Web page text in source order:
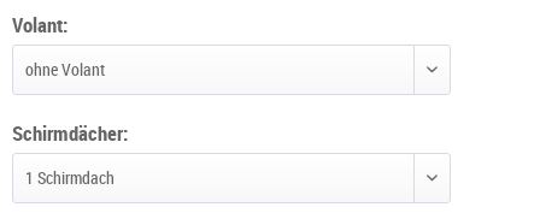
Volant:
Schirmdächer: